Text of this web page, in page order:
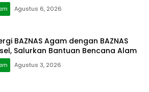
Agustus 6, 2026
BAZNAS Agam dengan BAZNAS
Salurkan Bantuan Bencana Alam
Agustus 3, 2026